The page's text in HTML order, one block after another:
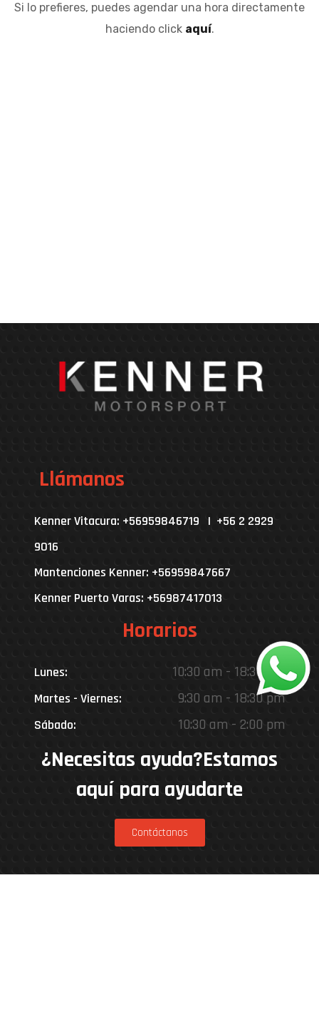
Si lo prefieres, puedes agendar una hora directamente
haciendo click aquí.
Llámanos
Kenner Vitacura: +56959846719 | +56 2 2929
9016
Mantenciones Kenner: +56959847667
Kenner Puerto Varas: +56987417013
Horarios
Lunes: 10:30 am - 18:30 pm
Martes - Viernes: 9:30 am - 18:30 pm
Sábado: 10:30 am - 2:00 pm
¿Necesitas ayuda?Estamos
aquí para ayudarte
Contáctanos